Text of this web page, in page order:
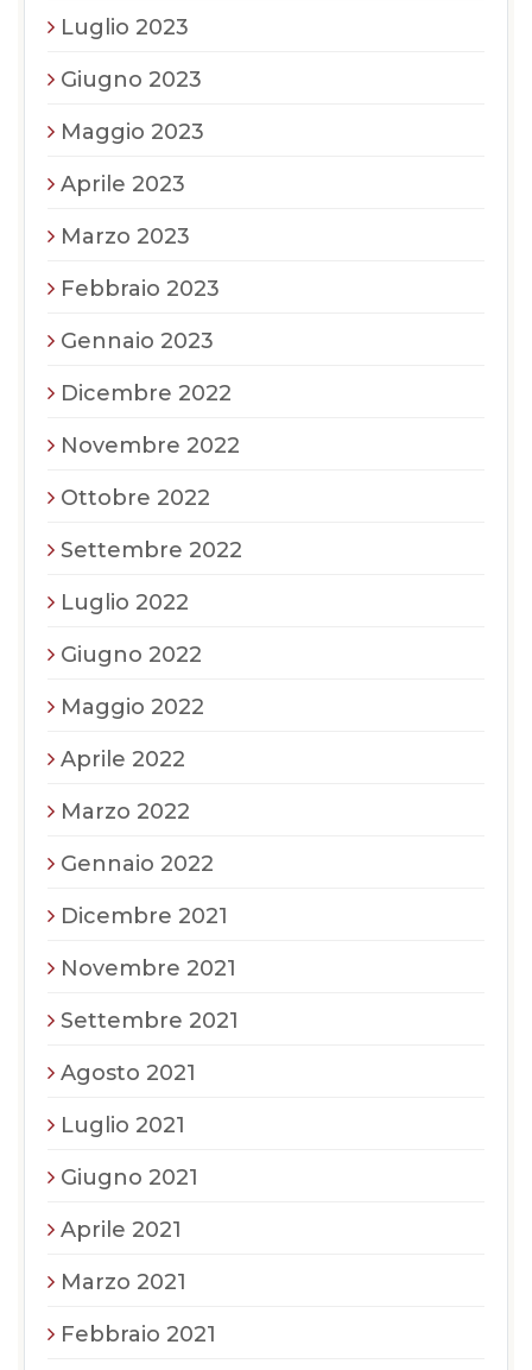
Luglio 2023
Giugno 2023
Maggio 2023
Aprile 2023
Marzo 2023
Febbraio 2023
Gennaio 2023
Dicembre 2022
Novembre 2022
Ottobre 2022
Settembre 2022
Luglio 2022
Giugno 2022
Maggio 2022
Aprile 2022
Marzo 2022
Gennaio 2022
Dicembre 2021
Novembre 2021
Settembre 2021
Agosto 2021
Luglio 2021
Giugno 2021
Aprile 2021
Marzo 2021
Febbraio 2021